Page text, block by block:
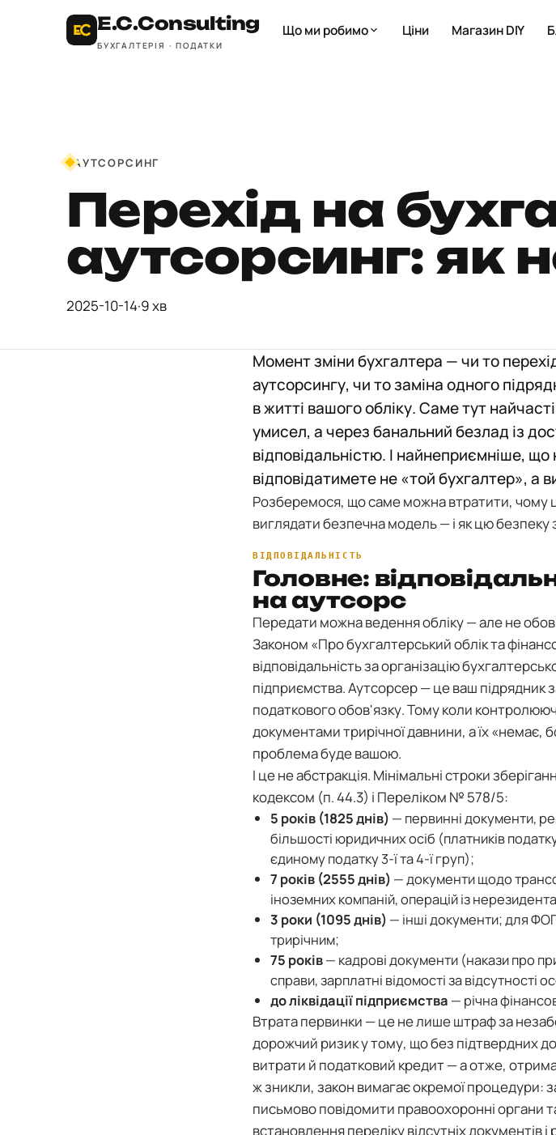
E.C.Consulting
БУХГАЛТЕРІЯ · ПОДАТКИ
Що ми робимо Ціни Магазин DIY
АУТСОРСИНГ
Перехід на
аутсорсинг: як
2025-10-14·9 хв
Момент зміни бухгалтера — чи то
аутсорсингу, чи то заміна одного
в житті вашого обліку. Саме тут
умисел, а через банальний безлад із
відповідальністю. І найнеприємніше,
відповідатимете не «той бухгалтер», а
Розберемося, що саме можна втратити, чому
виглядати безпечна модель — і як цю
ВІДПОВІДАЛЬНІСТЬ
Головне:
на аутсорс
Передати можна ведення обліку — але не
Законом «Про бухгалтерський облік та
відповідальність за організацію
підприємства. Аутсорсер — це ваш підрядник
податкового обов'язку. Тому коли
документами трирічної давнини, а їх «немає,
проблема буде вашою.
І це не абстракція. Мінімальні строки
кодексом (п. 44.3) і Переліком № 578/5:
5 років (1825 днів) — первинні документи,
більшості юридичних осіб (платників
єдиному податку 3-ї та 4-ї груп);
7 років (2555 днів) — документи щодо
іноземних компаній, операцій із
3 роки (1095 днів) — інші документи; для
трирічним;
75 років— кадрові документи (накази про
справи, зарплатні відомості за відсутності
до ліквідації підприємства — річна
Втрата первинки — це не лише штраф за
дорожчий ризик у тому, що без підтвердних
витрати й податковий кредит — а отже,
ж зникли, закон вимагає окремої процедури:
письмово повідомити правоохоронні органи
встановлення переліку відсутніх документів